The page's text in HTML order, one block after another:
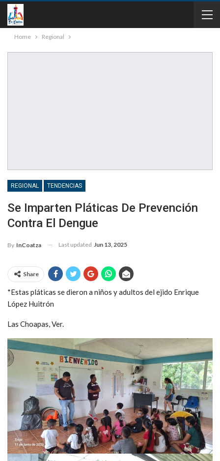
Home Regional
REGIONAL TENDENCIAS
Se Imparten Pláticas De Prevención
Contra El Dengue
By InCoatza Last updated Jun 13, 2025
Share
*Estas pláticas se dieron a niños y adultos del ejido Enrique
López Huitrón
Las Choapas, Ver.